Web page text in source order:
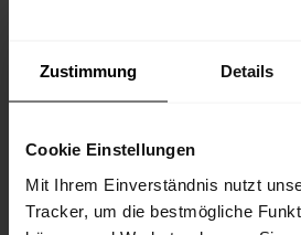
Zustimmung Details
Cookie Einstellungen
Mit Ihrem Einverständnis nutzt
Tracker, um die bestmögliche